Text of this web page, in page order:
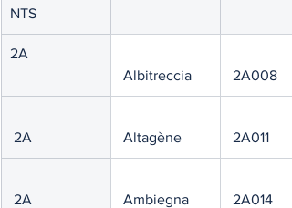
NTS
2A
Albitreccia
2A008
2A Altagène 2A011
2A Ambiegna 2A014